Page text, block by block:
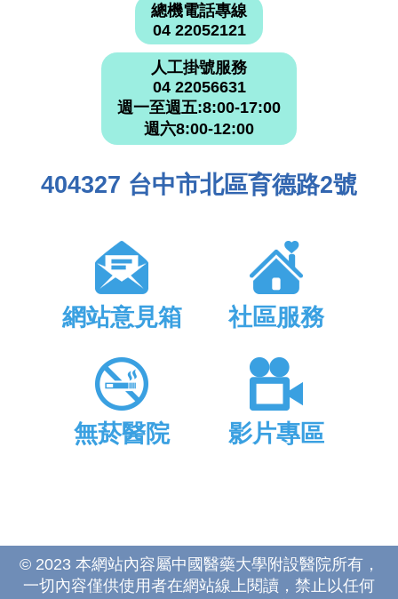
總機電話專線
04 22052121
人工掛號服務
04 22056631
週一至週五:8:00-17:00
週六8:00-12:00
404327 台中市北區育德路2號
網站意見箱 社區服務
無菸醫院 影片專區
© 2023 本網站內容屬中國醫藥大學附設醫院所有，
一切內容僅供使用者在網站線上閱讀，禁止以任何